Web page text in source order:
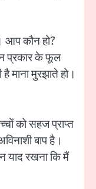
आप कौन हो?
प्रकार के फूल
माना मुरझाते हो।
को सहज प्राप्त
बाप है।
याद रखना कि मैं